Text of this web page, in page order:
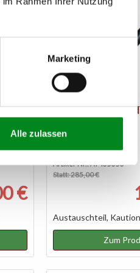
Marketing
Alle zulassen
1,5
€
Reduziert
Einspritzdüse
TDI
Artikel-Nr.: AT435353
Statt: 285,00 €
Austauschteil,
Zum